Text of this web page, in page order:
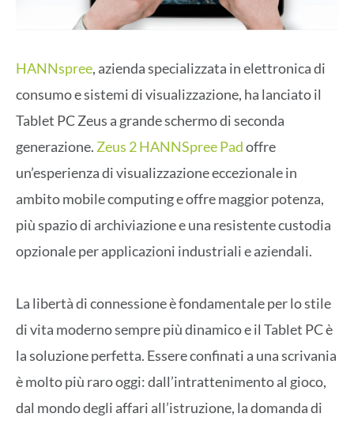
HANNspree, azienda specializzata in elettronica di
consumo e sistemi di visualizzazione, ha lanciato il
Tablet PC Zeus a grande schermo di seconda
generazione. Zeus 2 HANNSpree Padoffre
un’esperienza di visualizzazione eccezionale in
ambito mobile computing e offre maggior potenza,
più spazio di archiviazione e una resistente custodia
opzionale per applicazioni industriali e aziendali.
La libertà di connessione è fondamentale per lo stile
di vita moderno sempre più dinamico e il Tablet PC è
la soluzione perfetta. Essere confinati a una scrivania
è molto più raro oggi: dall’intrattenimento al gioco,
dal mondo degli affari all’istruzione, la domanda di